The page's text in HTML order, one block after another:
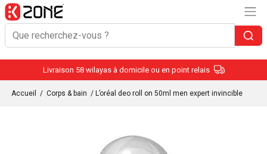
Livraison 58 wilayas à domicile ou en point relais
Accueil / Corps & bain / L’oréal deo roll on 50ml men expert invincible